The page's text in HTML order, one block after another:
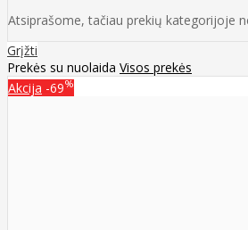
Atsiprašome, tačiau prekių kategorijoje
Grįžti
Prekės su nuolaida Visos prekės
Akcija -69%